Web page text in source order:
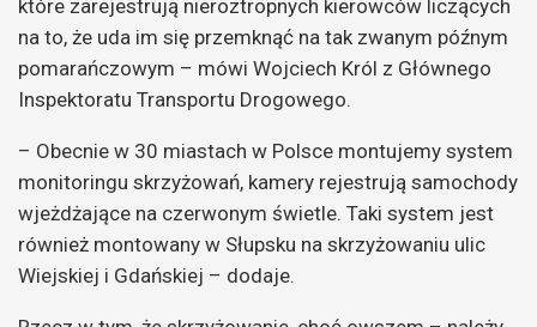
które zarejestrują nieroztropnych kierowców liczących
na to, że uda im się przemknąć na tak zwanym późnym
pomarańczowym – mówi Wojciech Król z Głównego
Inspektoratu Transportu Drogowego.
– Obecnie w 30 miastach w Polsce montujemy system
monitoringu skrzyżowań, kamery rejestrują samochody
wjeżdżające na czerwonym świetle. Taki system jest
również montowany w Słupsku na skrzyżowaniu ulic
Wiejskiej i Gdańskiej – dodaje.